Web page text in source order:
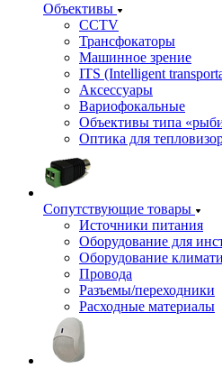
Объективы
CCTV
Трансфокаторы
Машинное зрение
ITS (Intelligent
Аксессуары
Вариофокальные
Объективы типа
Оптика для
Сопутствующие товары
Источники питания
Оборудование для
Оборудование
Провода
Разъемы/переходники
Расходные материалы